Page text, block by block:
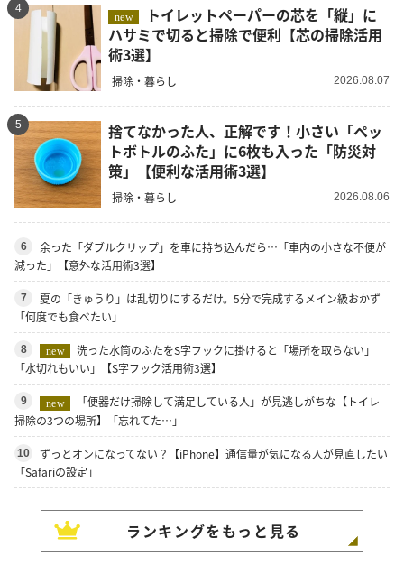
4
new
ハサミで切ると掃除で便利【芯の掃除活用
術3選】
掃除・暮らし 2026.08.07
5
捨てなかった人、正解です！小さい「ペッ
トボトルのふた」に6枚も入った「防災対
策」【便利な活用術3選】
掃除・暮らし 2026.08.06
6
余った「ダブルクリップ」を車に持ち込んだら…「車内の小さな不便が
減った」【意外な活用術3選】
7
夏の「きゅうり」は乱切りにするだけ。5分で完成するメイン級おかず
「何度でも食べたい」
8 new
洗った水筒のふたをS字フックに掛けると「場所を取らない」
「水切れもいい」【S字フック活用術3選】
9 new
「便器だけ掃除して満足している人」が見逃しがちな【トイレ
掃除の3つの場所】「忘れてた…」
10
ずっとオンになってない？【iPhone】通信量が気になる人が見直したい
「Safariの設定」
ランキングをもっと見る